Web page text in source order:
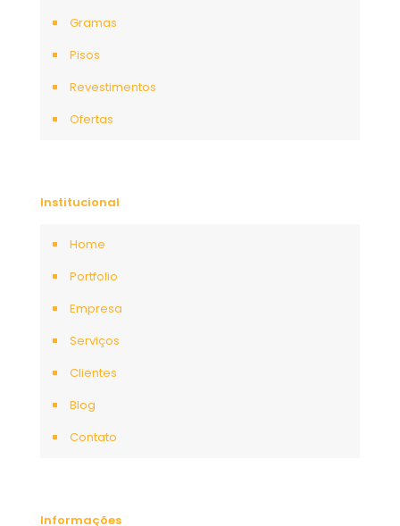
Gramas
Pisos
Revestimentos
Ofertas
Institucional
Home
Portfolio
Empresa
Serviços
Clientes
Blog
Contato
Informações